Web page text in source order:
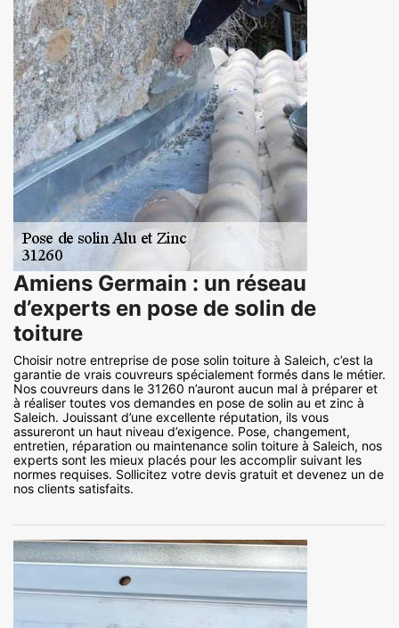
Amiens Germain : un réseau
d’experts en pose de solin de
toiture
Choisir notre entreprise de pose solin toiture à Saleich, c’est la
garantie de vrais couvreurs spécialement formés dans le métier.
Nos couvreurs dans le 31260 n’auront aucun mal à préparer et
à réaliser toutes vos demandes en pose de solin au et zinc à
Saleich. Jouissant d’une excellente réputation, ils vous
assureront un haut niveau d’exigence. Pose, changement,
entretien, réparation ou maintenance solin toiture à Saleich, nos
experts sont les mieux placés pour les accomplir suivant les
normes requises. Sollicitez votre devis gratuit et devenez un de
nos clients satisfaits.